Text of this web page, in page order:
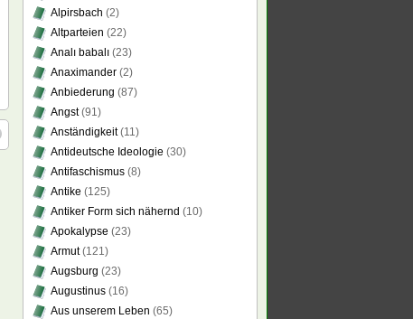
Alpirsbach (2)
Altparteien (22)
Analı babalı (23)
Anaximander (2)
Anbiederung (87)
Angst(91)
Anständigkeit(11)
Antideutsche Ideologie (30)
Antifaschismus (8)
Antike (125)
Antiker Form sich nähernd (10)
Apokalypse (23)
Armut(121)
Augsburg (23)
Augustinus (16)
Aus unserem Leben (65)